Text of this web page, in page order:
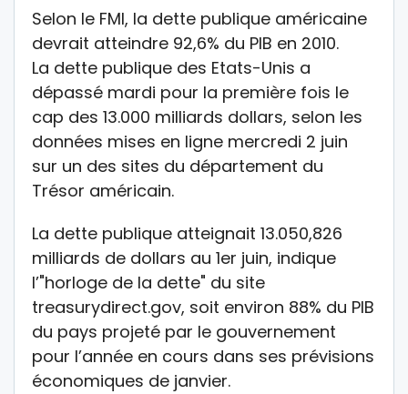
Selon le FMI, la dette publique américaine
devrait atteindre 92,6% du PIB en 2010.
La dette publique des Etats-Unis a
dépassé mardi pour la première fois le
cap des 13.000 milliards dollars, selon les
données mises en ligne mercredi 2 juin
sur un des sites du département du
Trésor américain.
La dette publique atteignait 13.050,826
milliards de dollars au 1er juin, indique
l’"horloge de la dette" du site
treasurydirect.gov, soit environ 88% du PIB
du pays projeté par le gouvernement
pour l’année en cours dans ses prévisions
économiques de janvier.